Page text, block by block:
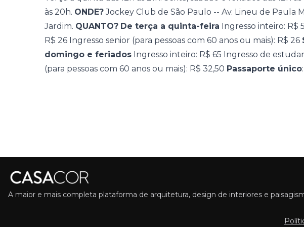
às 20h. ONDE?Jockey Club de São Paulo -- Av. Lineu de Paula
Jardim. QUANTO? De terça a quinta-feira Ingresso inteiro: R$
R$ 26 Ingresso senior (para pessoas com 60 anos ou mais): R$ 26
domingo e feriados Ingresso inteiro: R$ 65 Ingresso de
(para pessoas com 60 anos ou mais): R$ 32,50 Passaporte único
A maior e mais completa plataforma de arquitetura, design de interiores e